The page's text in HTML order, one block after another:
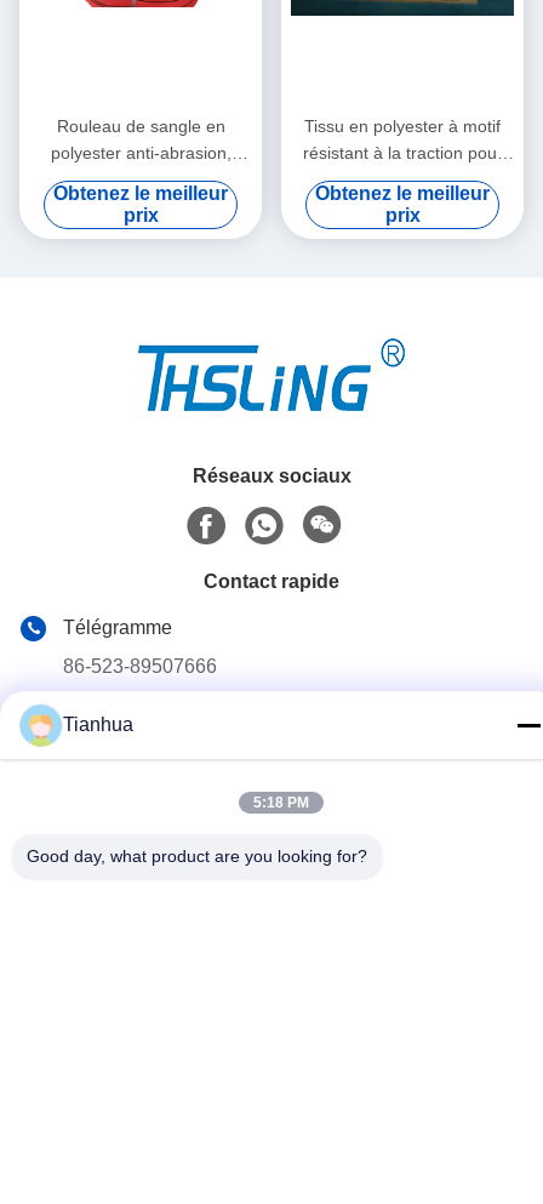
Rouleau de sangle en
polyester anti-abrasion,
élingue personnalisée,
couleur, coefficient de
sécurité élevé
Obtenez le meilleur
prix
Tissu en polyester à motif
résistant à la traction pour
attaches de remorque
Obtenez le meilleur
prix
Réseaux sociaux
Contact rapide
Télégramme
86-523-89507666
E-mail
de Gaogang, Ville de Taizhou, Province du Jiangsu, Chine
Tianhua
5:18 PM
Good day, what product are you looking for?